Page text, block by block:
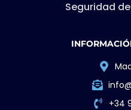
Seguridad
+34